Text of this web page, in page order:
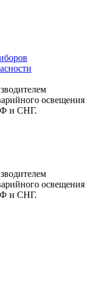
освещения
и СНГ.
освещения
и СНГ.